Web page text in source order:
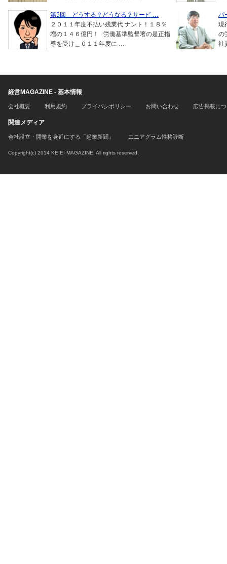
第5回 どうする？どうなる？サービ …
２０１１年度不払い残業代 ナント！１８％
増の１４６億円！ 労働基準監督署の是正指
導を受け＿０１１年度に …
パ
現
の
社
経営MAGAZINE - 基本情報
会社概要 利用規約 プライバシポリシー お問い合わせ 広告掲載に
関連メディア
会社設立・開業を身近にする「起業新聞」 エニアグラム性格診断
Copyright(c) 2014 KEIEI MAGAZINE. All rights reserved.